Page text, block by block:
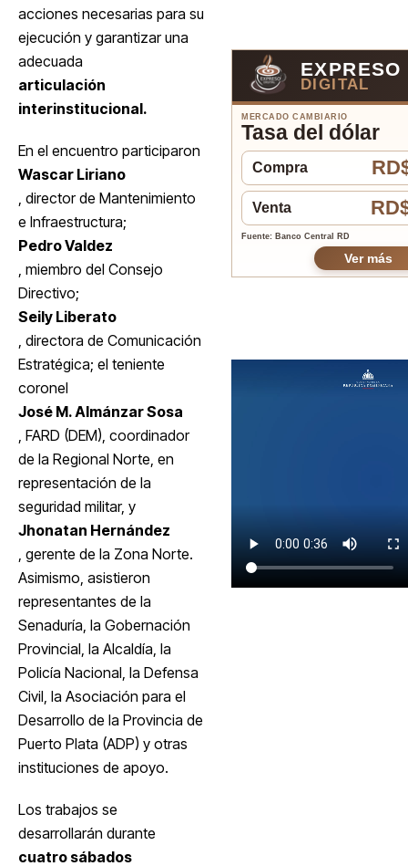
acciones necesarias para su
ejecución y garantizar una
adecuada
articulación
interinstitucional.
En el encuentro participaron
Wascar Liriano
, director de Mantenimiento
e Infraestructura;
Pedro Valdez
, miembro del Consejo
Directivo;
Seily Liberato
, directora de Comunicación
Estratégica; el teniente
coronel
José M. Almánzar Sosa
, FARD (DEM), coordinador
de la Regional Norte, en
representación de la
seguridad militar, y
Jhonatan Hernández
, gerente de la Zona Norte.
Asimismo, asistieron
representantes de la
Senaduría, la Gobernación
Provincial, la Alcaldía, la
Policía Nacional, la Defensa
Civil, la Asociación para el
Desarrollo de la Provincia de
Puerto Plata (ADP) y otras
instituciones de apoyo.
Los trabajos se
desarrollarán durante
cuatro sábados
EXPRESO
DIGITAL
MERCADO CAMBIARIO
Tasa del dólar
Compra
Venta
Fuente: Banco Central RD
Ver más